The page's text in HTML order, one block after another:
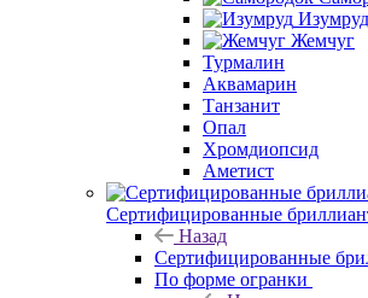
Изумруд
Жемчуг
Турмалин
Аквамарин
Танзанит
Опал
Хромдиопсид
Аметист
Сертифицированные
Назад
Сертифицированные
По форме огранки